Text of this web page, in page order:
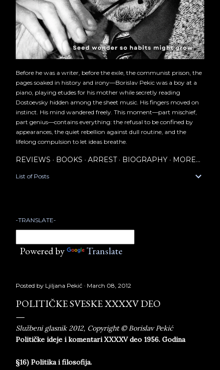
Before he was a writer, before the exile, the communist prison, the
pages soaked in history and irony—Borislav Pekic was a boy at a
piano, playing etudes for his mother while secretly reading
Dostoevsky hidden among the sheet music. His fingers moved on
instinct. His mind wandered freely. This moment—part mischief,
part genius—contains everything: the refusal to be confined by
appearances, the quiet rebellion against dull routine, and the
lifelong compulsion to let ideas breathe.
REVIEWS BOOKS ARREST BIOGRAPHY MORE…
List of Posts
-TRANSLATE-
Powered by Translate
Posted by Ljiljana Pekić March 08, 2012
POLITIČKE SVESKE XXXXV DEO
Službeni glasnik 2012, Copyright © Borislav Pekić
Političke ideje i komentari XXXXV deo 1956. Godina
§16) Politika i filosofija.